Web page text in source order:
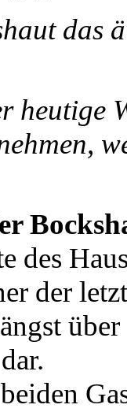
das
heutige
des
der